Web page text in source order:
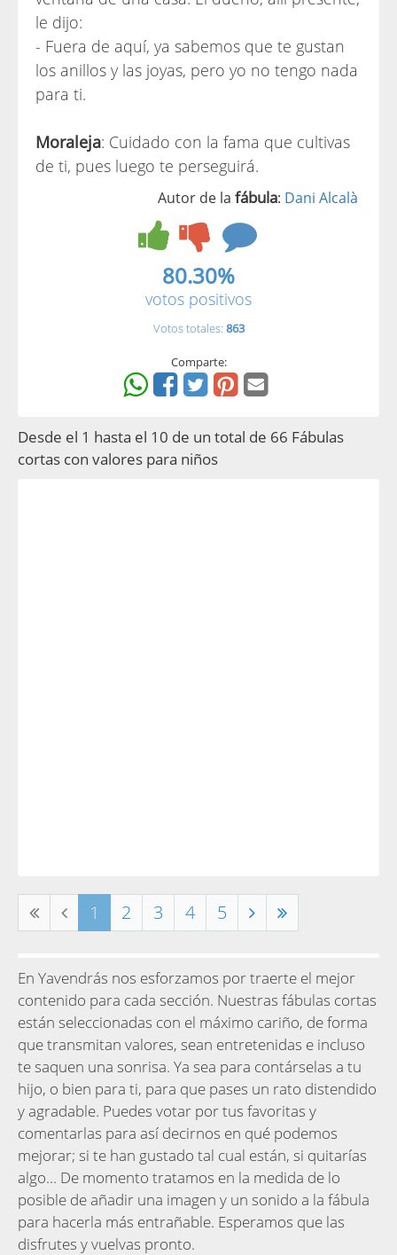
le dijo:
- Fuera de aquí, ya sabemos que te gustan
los anillos y las joyas, pero yo no tengo nada
para ti.
Moraleja: Cuidado con la fama que cultivas
de ti, pues luego te perseguirá.
Autor de la fábula: Dani Alcalà
80.30%
votos positivos
Votos totales: 863
Comparte:
Desde el 1 hasta el 10 de un total de 66 Fábulas
cortas con valores para niños
1 2 3 4 5
En Yavendrás nos esforzamos por traerte el mejor
contenido para cada sección. Nuestras fábulas cortas
están seleccionadas con el máximo cariño, de forma
que transmitan valores, sean entretenidas e incluso
te saquen una sonrisa. Ya sea para contárselas a tu
hijo, o bien para ti, para que pases un rato distendido
y agradable. Puedes votar por tus favoritas y
comentarlas para así decirnos en qué podemos
mejorar; si te han gustado tal cual están, si quitarías
algo... De momento tratamos en la medida de lo
posible de añadir una imagen y un sonido a la fábula
para hacerla más entrañable. Esperamos que las
disfrutes y vuelvas pronto.